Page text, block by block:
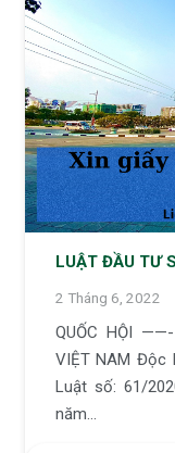
LUẬT ĐẦU TƯ
2 Tháng 6, 2022
QUỐC HỘI
VIỆT NAM
Luật số: 61/
năm…